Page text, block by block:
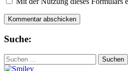
Suche:
Suchen
nach: